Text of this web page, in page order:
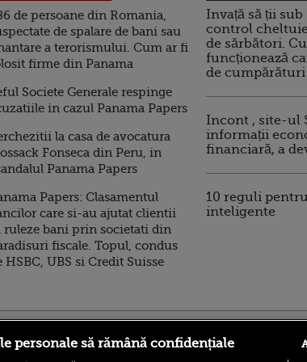
de persoane din Romania,
de spalare de bani sau
a terorismului. Cum ar fi
firme din Panama
Societe Generale respinge
in cazul Panama Papers
la casa de avocatura
Fonseca din Peru, in
Panama Papers
Papers: Clasamentul
care si-au ajutat clientii
ruleze bani prin societati din
fiscale. Topul, condus
HSBC, UBS si Credit Suisse
Invață să ții sub
control
de sărbători.
funcționează
de cumpărături
Incont , site-ul
informații
financiară, a
10 reguli
inteligente
personale să rămână confidențiale